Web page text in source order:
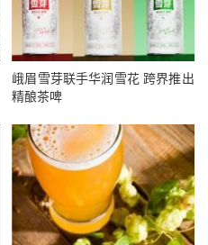
峨眉雪芽联手华润雪花 跨界推出
精酿茶啤